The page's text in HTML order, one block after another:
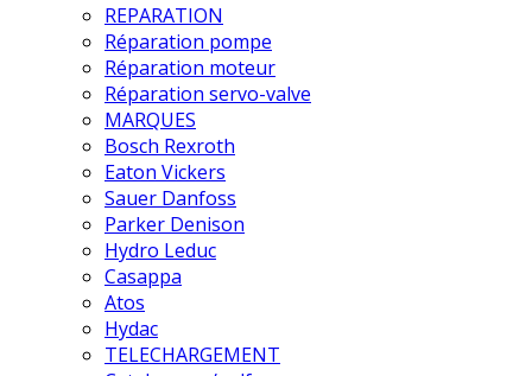
REPARATION
Réparation pompe
Réparation moteur
Réparation servo-valve
MARQUES
Bosch Rexroth
Eaton Vickers
Sauer Danfoss
Parker Denison
Hydro Leduc
Casappa
Atos
Hydac
TELECHARGEMENT